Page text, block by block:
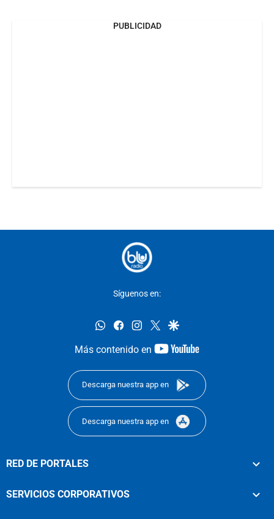
PUBLICIDAD
Síguenos en:
whatsappfacebookinstagram
twittergoogle
Más contenido en
youtube-
Descarga nuestra app en
Descarga nuestra app en
RED DE PORTALES
SERVICIOS CORPORATIVOS